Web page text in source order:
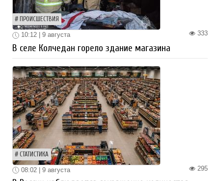
ПРОИСШЕСТВИЯ
333
10:12 | 9 августа
В селе Колчедан горело здание магазина
СТАТИСТИКА
295
08:02 | 9 августа